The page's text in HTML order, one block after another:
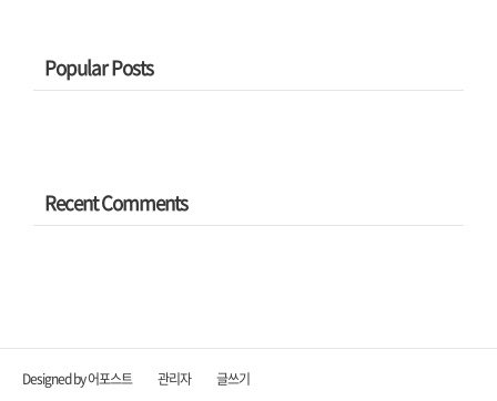
Popular Posts
Recent Comments
Designed by 어포스트 관리자 글쓰기